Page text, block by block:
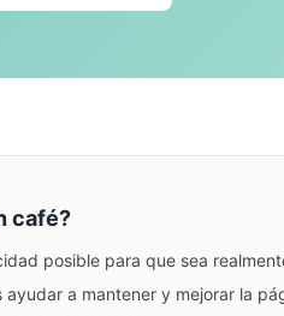
café?
posible para que sea
a mantener y mejorar la